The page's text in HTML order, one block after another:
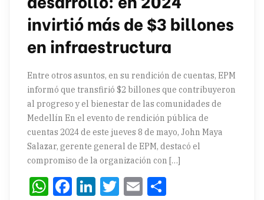
invirtió más de $3 billones
en infraestructura
Entre otros asuntos, en su rendición de cuentas, EPM
informó que transfirió $2 billones que contribuyeron
al progreso y el bienestar de las comunidades de
Medellín En el evento de rendición pública de
cuentas 2024 de este jueves 8 de mayo, John Maya
Salazar, gerente general de EPM, destacó el
compromiso de la organización con […]
WhatsApp
Facebook
LinkedIn
Twitter
Email